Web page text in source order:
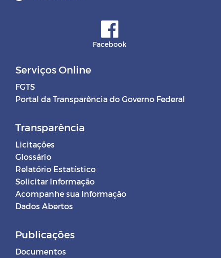
Facebook
Serviços Online
FGTS
Portal da Transparência do Governo Federal
Transparência
Licitações
Glossário
Relatório Estatístico
Solicitar Informação
Acompanhe sua Informação
Dados Abertos
Publicações
Documentos